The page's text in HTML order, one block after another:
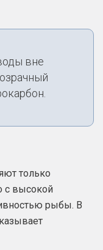
вне
только
с высокой
рыбы. В